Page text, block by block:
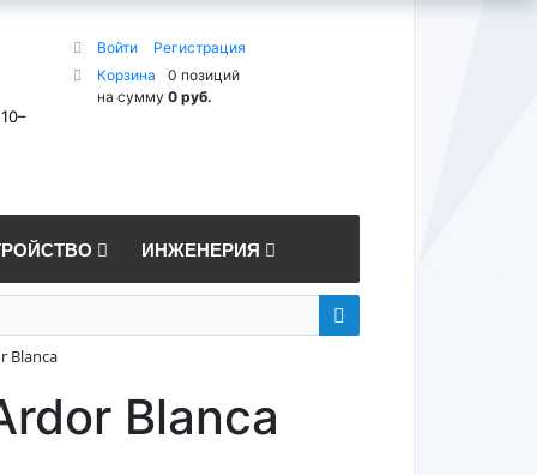
Войти
Регистрация
Корзина
0 позиций
на сумму 0 руб.
ИНЖЕНЕРИЯ
Blanca
Blanca